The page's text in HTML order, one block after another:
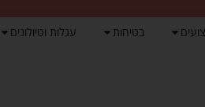
בטיחות עגלות וטיולונים